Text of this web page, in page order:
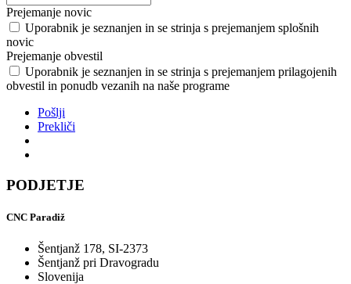
Prejemanje novic
Uporabnik je seznanjen in se strinja s prejemanjem splošnih
novic
Prejemanje obvestil
Uporabnik je seznanjen in se strinja s prejemanjem prilagojenih
obvestil in ponudb vezanih na naše programe
Pošlji
Prekliči
PODJETJE
CNC Paradiž
Šentjanž 178, SI-2373
Šentjanž pri Dravogradu
Slovenija